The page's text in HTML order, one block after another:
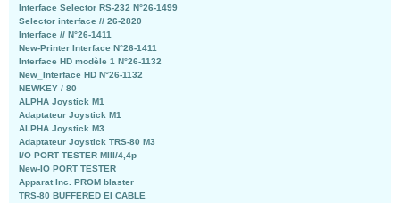
Interface Selector RS-232 N°26-1499
Selector interface // 26-2820
Interface // N°26-1411
New-Printer Interface N°26-1411
Interface HD modèle 1 N°26-1132
New_Interface HD N°26-1132
NEWKEY / 80
ALPHA Joystick M1
Adaptateur Joystick M1
ALPHA Joystick M3
Adaptateur Joystick TRS-80 M3
I/O PORT TESTER MIII/4,4p
New-IO PORT TESTER
Apparat Inc. PROM blaster
TRS-80 BUFFERED EI CABLE